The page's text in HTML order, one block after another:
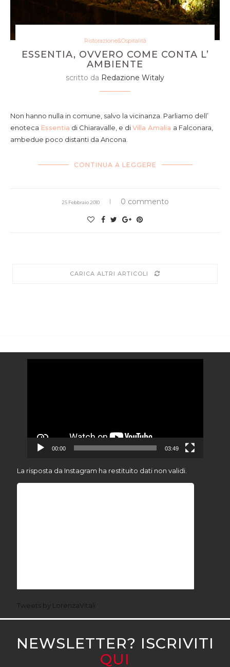
Ristorazione&Ospitalità
ESSENTIA, OVVERO COME CONTA L’
AMBIENTE
scritto da Redazione Witaly
Non hanno nulla in comune, salvo la vicinanza. Parliamo dell’
enoteca Essentia di Chiaravalle, e diVilla Amalia a Falconara,
ambedue poco distanti da Ancona.
CONTINUA A LEGGERE
25 Febbraio 2010 0 commento
CARICA ALTRI ARTICOLI
00:00 03:49
La risposta da Instagram ha restituito dati non validi.
Tweets by LorenzaVitali
NEWSLETTER? ISCRIVITI
QUI